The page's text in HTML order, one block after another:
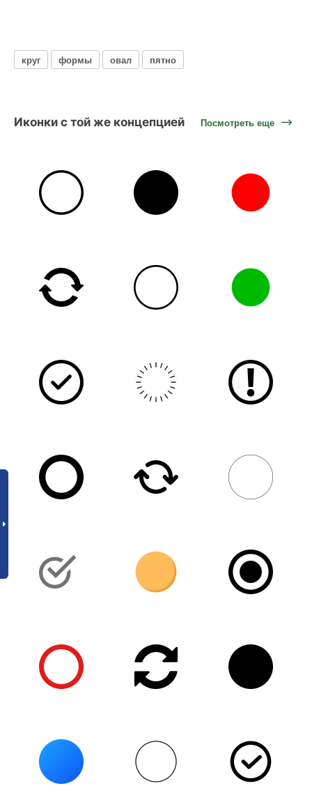
круг формы овал пятно
Иконки с той же концепцией Посмотреть еще